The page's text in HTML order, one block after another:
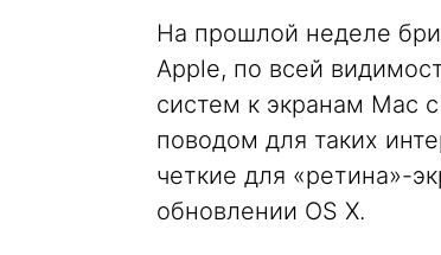
На прошлой неделе
Apple, по всей
систем к экранам
поводом для таких
четкие для «ретина»-
обновлении OS X.